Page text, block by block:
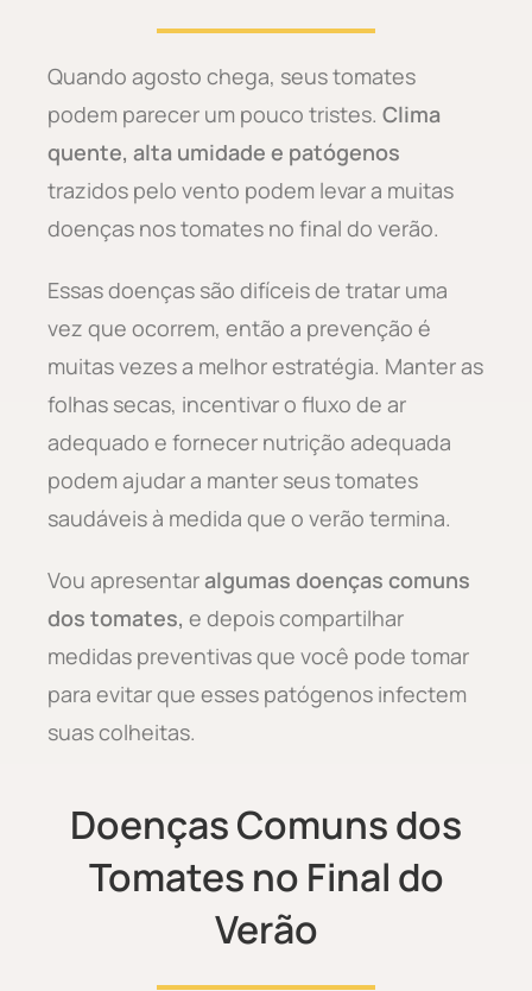
Quando agosto chega, seus tomates
podem parecer um pouco tristes. Clima
quente, alta umidade e patógenos
trazidos pelo vento podem levar a muitas
doenças nos tomates no final do verão.
Essas doenças são difíceis de tratar uma
vez que ocorrem, então a prevenção é
muitas vezes a melhor estratégia. Manter as
folhas secas, incentivar o fluxo de ar
adequado e fornecer nutrição adequada
podem ajudar a manter seus tomates
saudáveis à medida que o verão termina.
Vou apresentaralgumas doenças comuns
dos tomates, e depois compartilhar
medidas preventivas que você pode tomar
para evitar que esses patógenos infectem
suas colheitas.
Doenças Comuns dos
Tomates no Final do
Verão